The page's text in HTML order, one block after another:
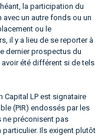
la participation du
un autre fonds ou un
ou le
il y a lieu de se reporter à
dernier prospectus du
été différent si de tels
Capital LP est signataire
(PIR) endossés par les
ne préconisent pas
particulier. Ils exigent plutôt